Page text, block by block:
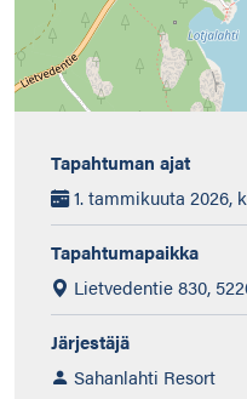
Tapahtuman ajat
1. tammikuuta 2026,
Tapahtumapaikka
Lietvedentie 830,
Järjestäjä
Sahanlahti Resort